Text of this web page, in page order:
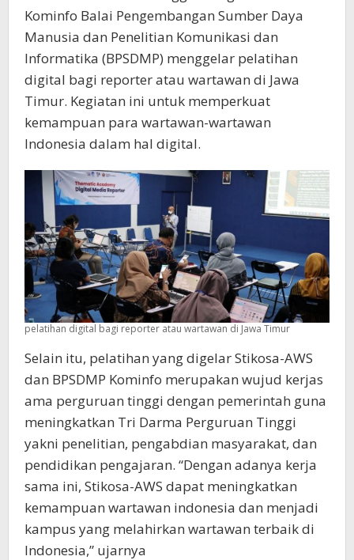
Kominfo Balai Pengembangan Sumber Daya
Manusia dan Penelitian Komunikasi dan
Informatika (BPSDMP) menggelar pelatihan
digital bagi reporter atau wartawan di Jawa
Timur. Kegiatan ini untuk memperkuat
kemampuan para wartawan-wartawan
Indonesia dalam hal digital.
pelatihan digital bagi reporter atau wartawan di Jawa Timur
Selain itu, pelatihan yang digelar Stikosa-AWS
dan BPSDMP Kominfo merupakan wujud kerjas
ama perguruan tinggi dengan pemerintah guna
meningkatkan Tri Darma Perguruan Tinggi
yakni penelitian, pengabdian masyarakat, dan
pendidikan pengajaran. “Dengan adanya kerja
sama ini, Stikosa-AWS dapat meningkatkan
kemampuan wartawan indonesia dan menjadi
kampus yang melahirkan wartawan terbaik di
Indonesia,” ujarnya